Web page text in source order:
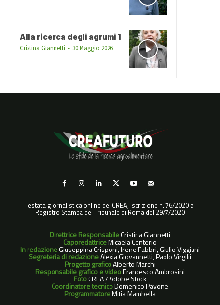
Alla ricerca degli agrumi 1
Cristina Giannetti - 30 Maggio 2026
Testata giornalistica online del CREA, iscrizione n. 76/2020 al
Registro Stampa del Tribunale di Roma del 29/7/2020
Direttrice ResponsabileCristina Giannetti
CaporedattriceMicaela Conterio
In redazioneGiuseppina Crisponi, Irene Fabbri, Giulio Viggiani
Segreteria di redazioneAlexia Giovannetti, Paolo Virgilii
Progetto graficoAlberto Marchi
Responsabile grafico e videoFrancesco Ambrosini
FotoCREA / Adobe Stock
Coordinatore tecnicoDomenico Pavone
ProgrammatoreMitia Mambella